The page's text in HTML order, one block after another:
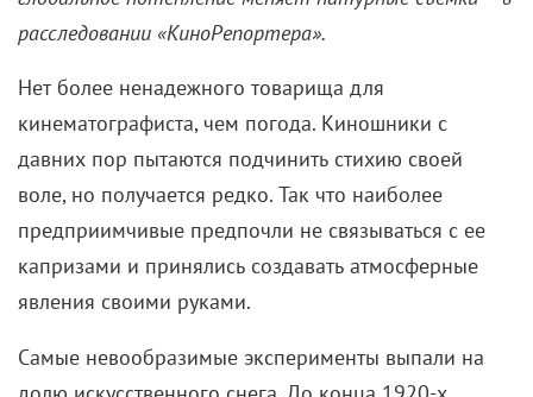
Эталонный пример, с годами только доказавший
свою актуальность и состоятельность: буквально на
этой неделе появился первыйтрейлерсериального
перезапуска. Но вернемся к неповторимому
оригиналу. Инженер-строитель Джон (Брэд Питт) и
специалист технической поддержки Джейн
(Анджелина Джоли) встретились в Колумбии, откуда
бежали во время волнений (правительство страны,
кстати, такой отсылкой осталось недовольно).